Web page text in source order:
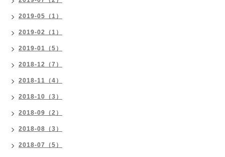
2019-05（1）
2019-02（1）
2019-01（5）
2018-12（7）
2018-11（4）
2018-10（3）
2018-09（2）
2018-08（3）
2018-07（5）